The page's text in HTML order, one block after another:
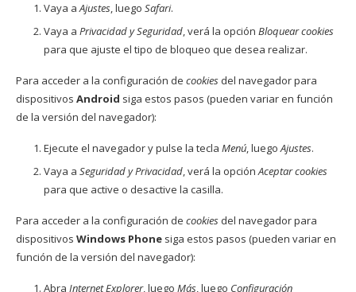
Vaya aAjustes, luego Safari.
Vaya a Privacidad y Seguridad, verá la opción Bloquear cookies
para que ajuste el tipo de bloqueo que desea realizar.
Para acceder a la configuración de cookies del navegador para
dispositivos Android siga estos pasos (pueden variar en función
de la versión del navegador):
Ejecute el navegador y pulse la tecla Menú, luegoAjustes.
Vaya a Seguridad y Privacidad, verá la opciónAceptar cookies
para que active o desactive la casilla.
Para acceder a la configuración de cookies del navegador para
dispositivos Windows Phone siga estos pasos (pueden variar en
función de la versión del navegador):
Abra Internet Explorer, luego Más, luego Configuración